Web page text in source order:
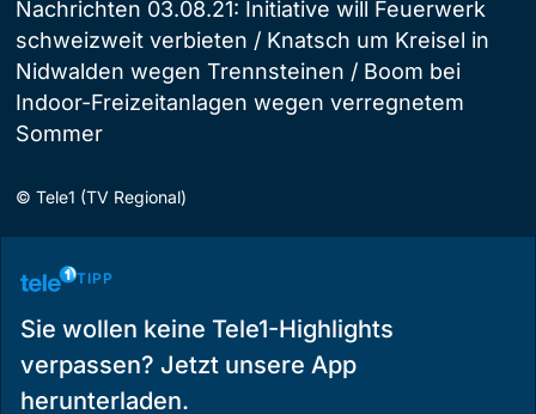
Nachrichten 03.08.21: Initiative will Feuerwerk
schweizweit verbieten / Knatsch um Kreisel in
Nidwalden wegen Trennsteinen / Boom bei
Indoor-Freizeitanlagen wegen verregnetem
Sommer
© Tele1 (TV Regional)
TIPP
Sie wollen keine Tele1-Highlights
verpassen? Jetzt unsere App
herunterladen.